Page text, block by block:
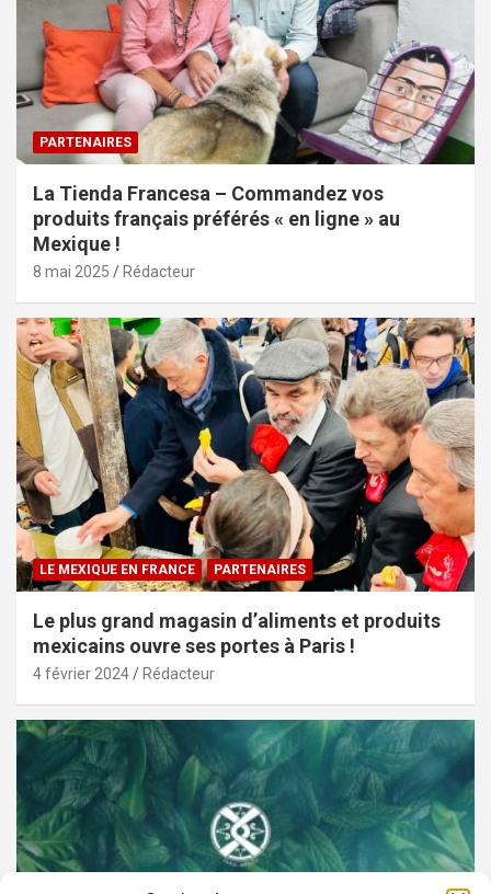
PARTENAIRES
La Tienda Francesa – Commandez vos
produits français préférés « en ligne » au
Mexique !
8 mai 2025 Rédacteur
LE MEXIQUE EN FRANCE PARTENAIRES
Le plus grand magasin d’aliments et produits
mexicains ouvre ses portes à Paris !
4 février 2024 Rédacteur